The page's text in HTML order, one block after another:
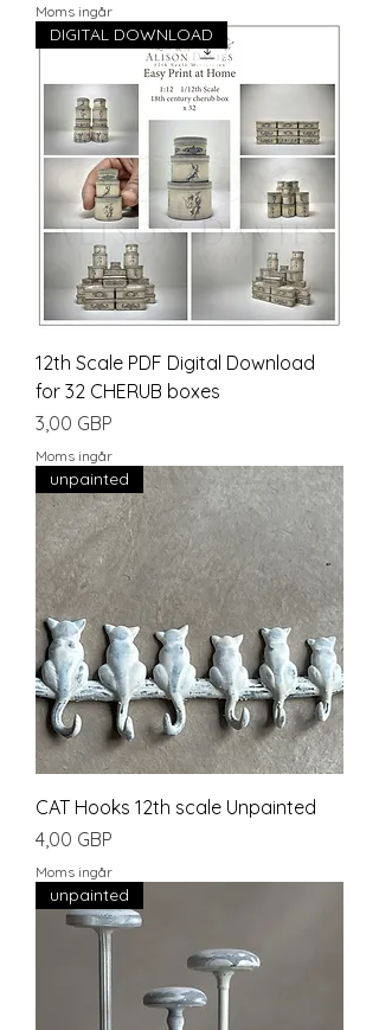
Moms ingår
DIGITAL DOWNLOAD
12th Scale PDF Digital Download
for 32 CHERUB boxes
Pris
3,00 GBP
Moms ingår
unpainted
CAT Hooks 12th scale Unpainted
Pris
4,00 GBP
Moms ingår
unpainted